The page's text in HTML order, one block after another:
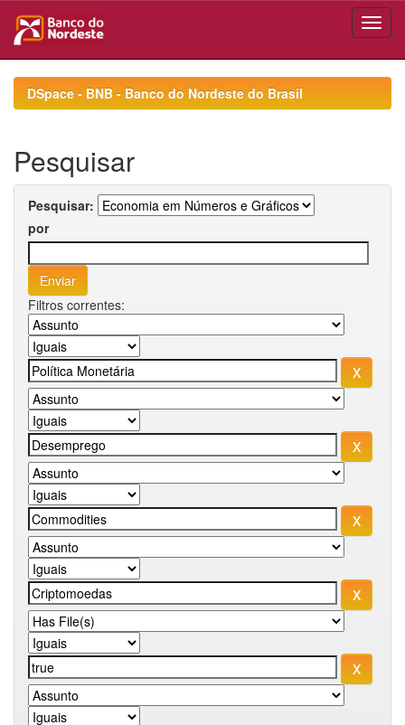
navigationDSpace - BNB - Banco do Nordeste do Brasil
Pesquisar
Pesquisar:
por
Filtros correntes: